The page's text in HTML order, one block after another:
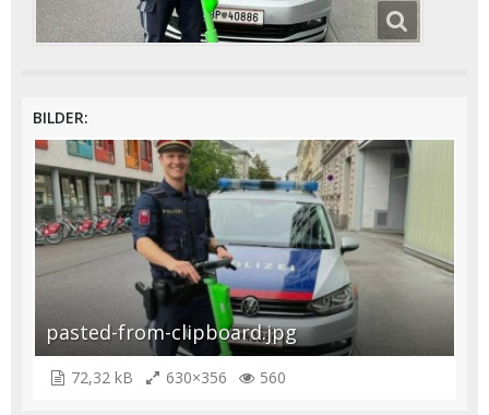
BILDER
pasted-from-clipboard.jpg
72,32 kB 630×356 560